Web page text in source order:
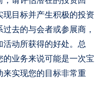
目标并产生积极的投资
去的与会者或参展商，
动所获得的好处。总
的业务来说可能是一次宝
实现您的目标非常重